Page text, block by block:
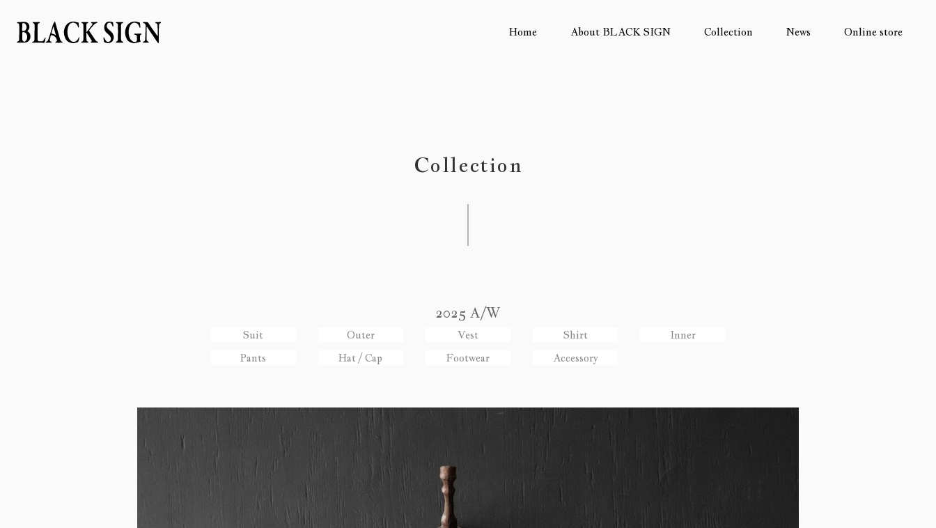
Home About BLACK SIGN Collection News Online store
Collection
2025 A/W
Suit Outer Vest Shirt
Inner
Pants
Hat / Cap Footwear Accessory